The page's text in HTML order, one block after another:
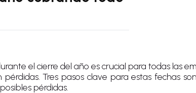
el cierre del año es crucial para todas las
Tres pasos clave para estas fechas
pérdidas.